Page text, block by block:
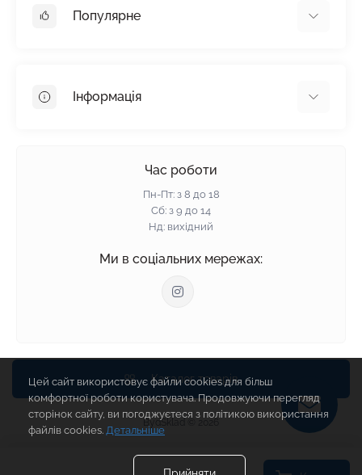
Популярне
Пінопласт
Інформація
Гарантія та повернення
Політика конфіденційності
Час роботи
Пн-Пт: з 8 до 18
Сб: з 9 до 14
Нд: вихідний
Ми в соціальних мережах:
Каталог товарів
BydSklad © 2026
Цей сайт використовує файли cookies для більш
комфортної роботи користувача. Продовжуючи перегляд
сторінок сайту, ви погоджуєтеся з політикою використання
файлів cookies. Детальніше